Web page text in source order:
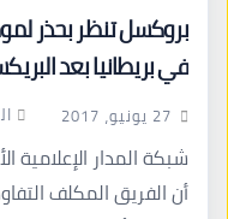
بروكسل تنظر بحذر
في بريطانيا بعد
27 يونيو، 2017
شبكة المدار الإعلامية
أن الفريق المكلف